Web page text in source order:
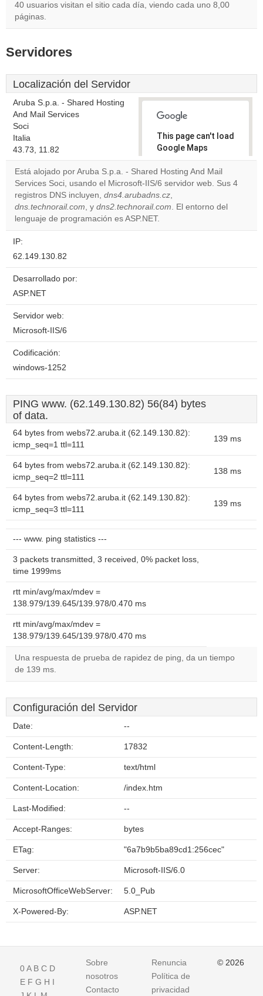
40 usuarios visitan el sitio cada día, viendo cada uno 8,00
páginas.
Servidores
Localización del Servidor
Aruba S.p.a. - Shared Hosting
And Mail Services
Soci
Italia
43.73, 11.82
This page can't load
Google Maps
correctly.
Do you
own this
website?
Está alojado por Aruba S.p.a. - Shared Hosting And Mail
Services Soci, usando el Microsoft-IIS/6 servidor web. Sus 4
registros DNS incluyen, dns4.arubadns.cz,
dns.technorail.com, y dns2.technorail.com. El entorno del
lenguaje de programación es ASP.NET.
IP:
62.149.130.82
Desarrollado por:
ASP.NET
Servidor web:
Microsoft-IIS/6
Codificación:
windows-1252
PING www. (62.149.130.82) 56(84) bytes
of data.
64 bytes from webs72.aruba.it (62.149.130.82):
icmp_seq=1 ttl=111
139 ms
64 bytes from webs72.aruba.it (62.149.130.82):
icmp_seq=2 ttl=111
138 ms
64 bytes from webs72.aruba.it (62.149.130.82):
icmp_seq=3 ttl=111
139 ms
--- www. ping statistics ---
3 packets transmitted, 3 received, 0% packet loss,
time 1999ms
rtt min/avg/max/mdev =
138.979/139.645/139.978/0.470 ms
rtt min/avg/max/mdev =
138.979/139.645/139.978/0.470 ms
Una respuesta de prueba de rapidez de ping, da un tiempo
de 139 ms.
Configuración del Servidor
Date: --
Content-Length: 17832
Content-Type: text/html
Content-Location: /index.htm
Last-Modified: --
Accept-Ranges: bytes
ETag: "6a7b9b5ba89cd1:256cec"
Server: Microsoft-IIS/6.0
MicrosoftOfficeWebServer: 5.0_Pub
X-Powered-By: ASP.NET
0A B C D
E F G H I
Sobre
nosotros
Contacto
Renuncia
Política de
privacidad
© 2026